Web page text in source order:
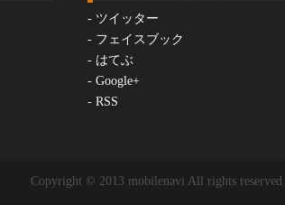
- ツイッター
- フェイスブック
- はてぶ
- Google+
- RSS
Copyright © 2013 mobilenavi All rights reserved.